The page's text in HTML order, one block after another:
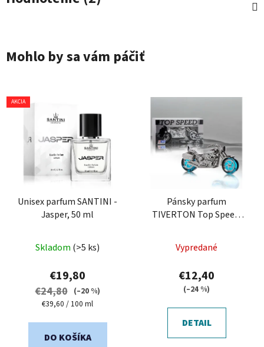
Mohlo by sa vám páčiť
AKCIA
Unisex parfum SANTINI -
Jasper, 50 ml
Skladom (>5 ks)
€19,80
€24,80
(–20 %)
Jednotková
€39,60 / 100 ml
DO KOŠÍKA
Pánsky parfum
TIVERTON Top Speed ​​
Vypredané
€12,40
(–24 %)
DETAIL